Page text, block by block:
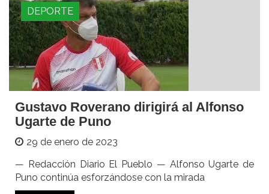
DEPORTE
Gustavo Roverano dirigirá al Alfonso
Ugarte de Puno
29 de enero de 2023
— Redacción Diario El Pueblo — Alfonso Ugarte de
Puno continúa esforzándose con la mirada